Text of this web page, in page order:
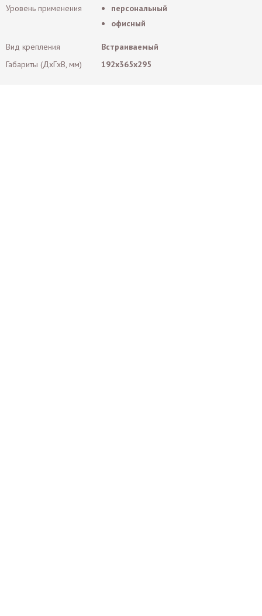
Уровень применения
персональный
офисный
Вид крепления
Встраиваемый
Габариты (ДxГxВ, мм)
192x365x295